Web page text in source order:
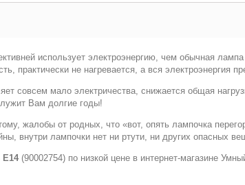
использует электроэнергию, чем обычная
практически не нагревается, а вся электроэнергия
совсем мало электричества, снижается общая
Вам долгие годы!
жалобы от родных, что «вот, опять лампочка
внутри лампочки нет ни ртути, ни других опасных
E14 (90002754) по низкой цене в интернет-магазине